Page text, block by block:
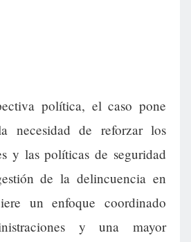
política, el caso pone
necesidad de reforzar los
y las políticas de seguridad
de la delincuencia en
un enfoque coordinado
y una mayor